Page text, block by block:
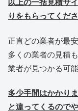
以上の一括見積サ
りをもらってくださ
正直どの業者が最
多くの業者の見積
業者が見つかる可
多少手間はかかり
と違ってくるので